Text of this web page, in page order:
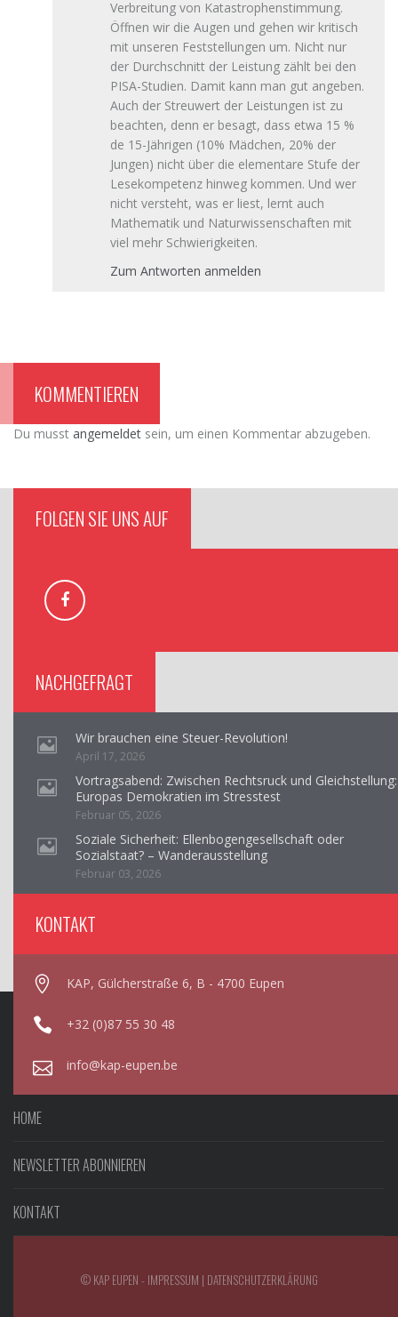
Verbreitung von Katastrophenstimmung.
Öffnen wir die Augen und gehen wir kritisch
mit unseren Feststellungen um. Nicht nur
der Durchschnitt der Leistung zählt bei den
PISA-Studien. Damit kann man gut angeben.
Auch der Streuwert der Leistungen ist zu
beachten, denn er besagt, dass etwa 15 %
de 15-Jährigen (10% Mädchen, 20% der
Jungen) nicht über die elementare Stufe der
Lesekompetenz hinweg kommen. Und wer
nicht versteht, was er liest, lernt auch
Mathematik und Naturwissenschaften mit
viel mehr Schwierigkeiten.
Zum Antworten anmelden
KOMMENTIEREN
Du musst angemeldet sein, um einen Kommentar abzugeben.
FOLGEN SIE UNS AUF
NACHGEFRAGT
Wir brauchen eine Steuer-Revolution!
April 17, 2026
Vortragsabend: Zwischen Rechtsruck und Gleichstellung:
Europas Demokratien im Stresstest
Februar 05, 2026
Soziale Sicherheit: Ellenbogengesellschaft oder
Sozialstaat? – Wanderausstellung
Februar 03, 2026
KONTAKT
KAP, Gülcherstraße 6, B - 4700 Eupen
+32 (0)87 55 30 48
info@kap-eupen.be
HOME
NEWSLETTER ABONNIEREN
KONTAKT
© KAP EUPEN - IMPRESSUM | DATENSCHUTZERKLÄRUNG